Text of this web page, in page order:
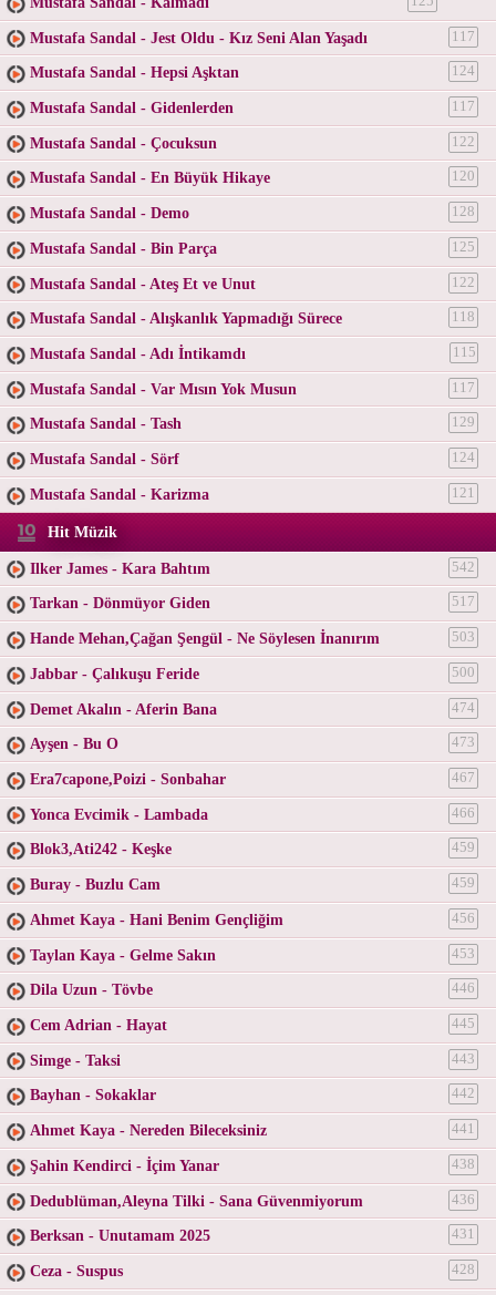
Mustafa Sandal - Jest Oldu - Kız Seni Alan Yaşadı 117
Mustafa Sandal - Hepsi Aşktan 124
Mustafa Sandal - Gidenlerden 117
Mustafa Sandal - Çocuksun 122
Mustafa Sandal - En Büyük Hikaye 120
Mustafa Sandal - Demo 128
Mustafa Sandal - Bin Parça 125
Mustafa Sandal - Ateş Et ve Unut 122
Mustafa Sandal - Alışkanlık Yapmadığı Sürece 118
Mustafa Sandal - Adı İntikamdı 115
Mustafa Sandal - Var Mısın Yok Musun 117
Mustafa Sandal - Tash 129
Mustafa Sandal - Sörf 124
Mustafa Sandal - Karizma 121
Hit Müzik
Ilker James - Kara Bahtım 542
Tarkan - Dönmüyor Giden 517
Hande Mehan,Çağan Şengül - Ne Söylesen İnanırım 503
Jabbar - Çalıkuşu Feride 500
Demet Akalın - Aferin Bana 474
Ayşen - Bu O 473
Era7capone,Poizi - Sonbahar 467
Yonca Evcimik - Lambada 466
Blok3,Ati242 - Keşke 459
Buray - Buzlu Cam 459
Ahmet Kaya - Hani Benim Gençliğim 456
Taylan Kaya - Gelme Sakın 453
Dila Uzun - Tövbe 446
Cem Adrian - Hayat 445
Simge - Taksi 443
Bayhan - Sokaklar 442
Ahmet Kaya - Nereden Bileceksiniz 441
Şahin Kendirci - İçim Yanar 438
Dedublüman,Aleyna Tilki - Sana Güvenmiyorum 436
Berksan - Unutamam 2025 431
Ceza - Suspus 428